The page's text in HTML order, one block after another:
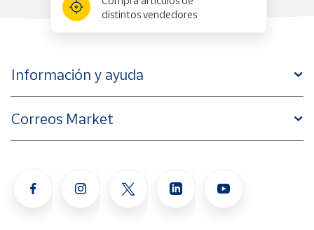
distintos vendedores
Información y ayuda
Correos Market